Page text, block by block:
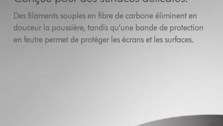
Des filaments souples en fibre de carbone éliminent en
douceur la poussière, tandis qu’une bande de protection
en feutre permet de protéger les écrans et les surfaces.